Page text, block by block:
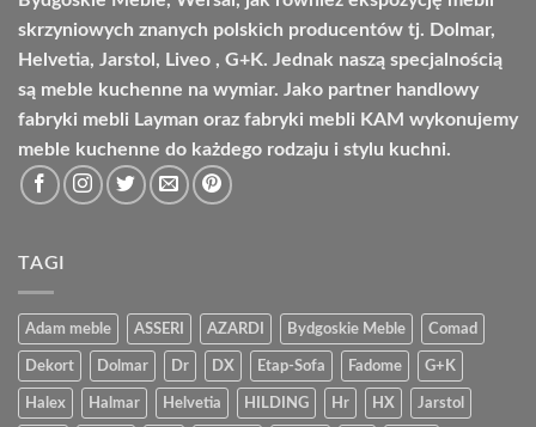
skrzyniowych znanych polskich producentów tj. Dolmar,
Helvetia, Jarstol, Liveo , G+K. Jednak naszą specjalnością
są meble kuchenne na wymiar. Jako partner handlowy
fabryki mebli Layman oraz fabryki mebli KAM wykonujemy
meble kuchenne do każdego rodzaju i stylu kuchni.
TAGI
Adam meble ASSERI AZARDI Bydgoskie Meble Comad
Dekort Dolmar Dr DX Etap-Sofa Fadome G+K
Halex Halmar Helvetia HILDING Hr HX Jarstol